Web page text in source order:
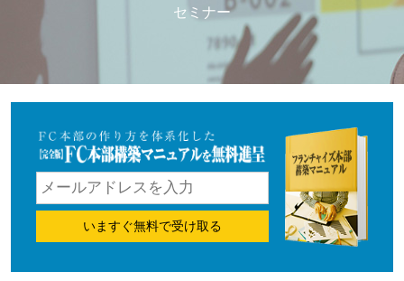
セミナー
いますぐ無料で受け取る